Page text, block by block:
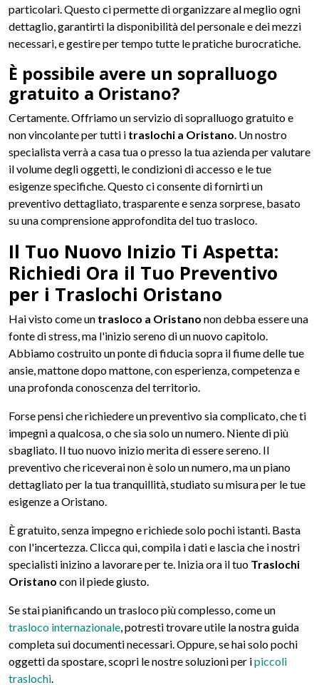
particolari. Questo ci permette di organizzare al meglio ogni
dettaglio, garantirti la disponibilità del personale e dei mezzi
necessari, e gestire per tempo tutte le pratiche burocratiche.
È possibile avere un sopralluogo
gratuito a Oristano?
Certamente. Offriamo un servizio di sopralluogo gratuito e
non vincolante per tutti i traslochi a Oristano. Un nostro
specialista verrà a casa tua o presso la tua azienda per valutare
il volume degli oggetti, le condizioni di accesso e le tue
esigenze specifiche. Questo ci consente di fornirti un
preventivo dettagliato, trasparente e senza sorprese, basato
su una comprensione approfondita del tuo trasloco.
Il Tuo Nuovo Inizio Ti Aspetta:
Richiedi Ora il Tuo Preventivo
per i Traslochi Oristano
Hai visto come un trasloco a Oristano non debba essere una
fonte di stress, ma l'inizio sereno di un nuovo capitolo.
Abbiamo costruito un ponte di fiducia sopra il fiume delle tue
ansie, mattone dopo mattone, con esperienza, competenza e
una profonda conoscenza del territorio.
Forse pensi che richiedere un preventivo sia complicato, che ti
impegni a qualcosa, o che sia solo un numero. Niente di più
sbagliato. Il tuo nuovo inizio merita di essere sereno. Il
preventivo che riceverai non è solo un numero, ma un piano
dettagliato per la tua tranquillità, studiato su misura per le tue
esigenze a Oristano.
È gratuito, senza impegno e richiede solo pochi istanti. Basta
con l'incertezza. Clicca qui, compila i dati e lascia che i nostri
specialisti inizino a lavorare per te. Inizia ora il tuo Traslochi
Oristano con il piede giusto.
Se stai pianificando un trasloco più complesso, come un
trasloco internazionale, potresti trovare utile la nostra guida
completa sui documenti necessari. Oppure, se hai solo pochi
oggetti da spostare, scopri le nostre soluzioni per ipiccoli
traslochi.